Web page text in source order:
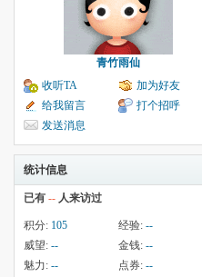
青竹雨仙
收听TA
加为好友
给我留言
打个招呼
发送消息
统计信息
已有 -- 人来访过
积分: 105 经验: --
威望: -- 金钱: --
魅力: -- 点券: --